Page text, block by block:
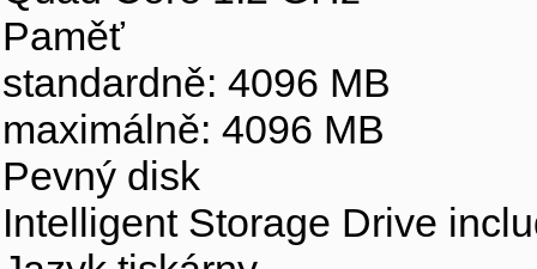
Paměť
standardně: 4096 MB
maximálně: 4096 MB
Pevný disk
Intelligent Storage Drive